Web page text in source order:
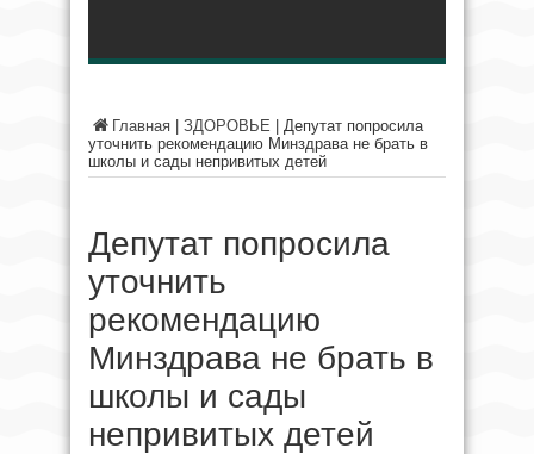
Главная ЗДОРОВЬЕ
Депутат попросила
уточнить рекомендацию Минздрава не брать в
школы и сады непривитых детей
Депутат попросила
уточнить
рекомендацию
Минздрава не брать в
школы и сады
непривитых детей